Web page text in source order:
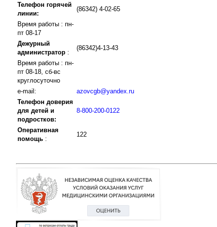
Телефон горячей
линии:
(86342) 4-02-65
Время работы : пн-
пт 08-17
Дежурный
администратор :
(86342)4-13-43
Время работы : пн-
пт 08-18, сб-вс
круглосуточно
e-mail:
azovcgb@yandex.ru
Телефон доверия
для детей и
подростков:
8-800-200-0122
Оперативная
помощь :
122